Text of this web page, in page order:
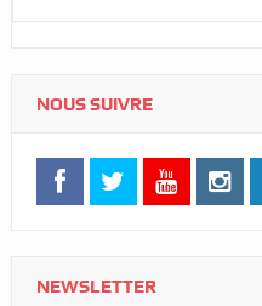
NOUS SUIVRE
NEWSLETTER